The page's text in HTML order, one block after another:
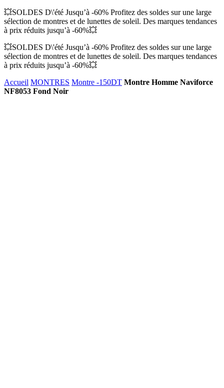
💥SOLDES D\'été Jusqu’à -60% Profitez des soldes sur une large
sélection de montres et de lunettes de soleil. Des marques tendances
à prix réduits jusqu’à -60%💥
💥SOLDES D\'été Jusqu’à -60% Profitez des soldes sur une large
sélection de montres et de lunettes de soleil. Des marques tendances
à prix réduits jusqu’à -60%💥
Accueil MONTRES Montre -150DT Montre Homme Naviforce
NF8053 Fond Noir